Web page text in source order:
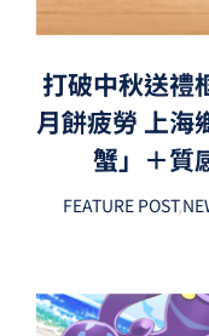
打破中秋送禮
月餅疲勞 上海
蟹」＋質
FEATURE POST,